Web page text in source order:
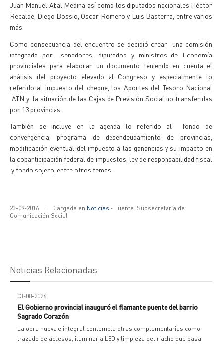
Juan Manuel Abal Medina así como los diputados nacionales Héctor
Recalde, Diego Bossio, Oscar Romero y Luis Basterra, entre varios
más.
Como consecuencia del encuentro se decidió crear una comisión
integrada por senadores, diputados y ministros de Economía
provinciales para elaborar un documento teniendo en cuenta el
análisis del proyecto elevado al Congreso y especialmente lo
referido al impuesto del cheque, los Aportes del Tesoro Nacional
ATN y la situación de las Cajas de Previsión Social no transferidas
por 13 provincias.
También se incluye en la agenda lo referido al fondo de
convergencia, programa de desendeudamiento de provincias,
modificación eventual del impuesto a las ganancias y su impacto en
la coparticipación federal de impuestos, ley de responsabilidad fiscal
y fondo sojero, entre otros temas.
23-09-2016 | Cargada en Noticias - Fuente: Subsecretaría de
Comunicación Social
Noticias Relacionadas
03-08-2026
El Gobierno provincial inauguró el flamante puente del barrio
Sagrado Corazón
La obra nueva e integral contempla otras complementarias como
trazado de accesos, iluminaria LED y limpieza del riacho que pasa